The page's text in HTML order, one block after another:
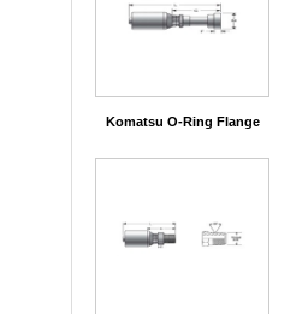
Komatsu O-Ring Flange